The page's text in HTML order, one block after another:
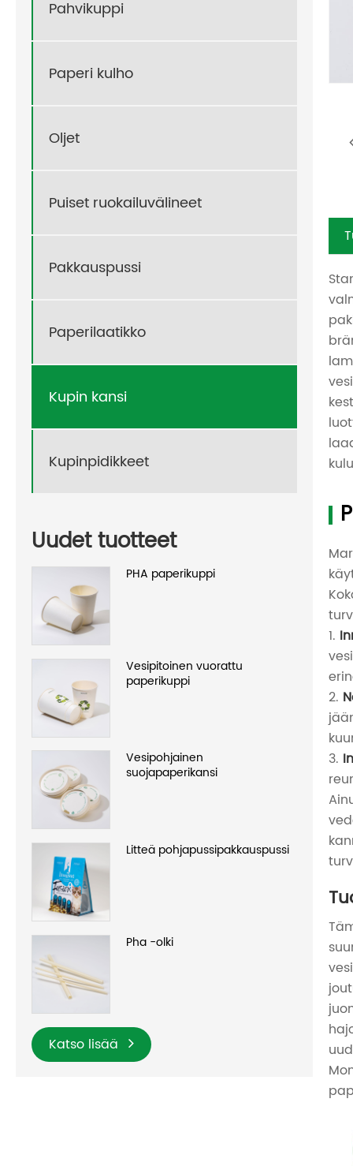
Pahvikuppi
Paperi kulho
Oljet
Puiset ruokailuvälineet
Pakkauspussi
Paperilaatikko
Kupin kansi
Kupinpidikkeet
Uudet tuotteet
PHA paperikuppi
Vesipitoinen vuorattu
paperikuppi
Vesipohjainen
suojapaperikansi
Litteä pohjapussipakkauspussi
Pha -olki
Katso lisää
1.
2.
3.